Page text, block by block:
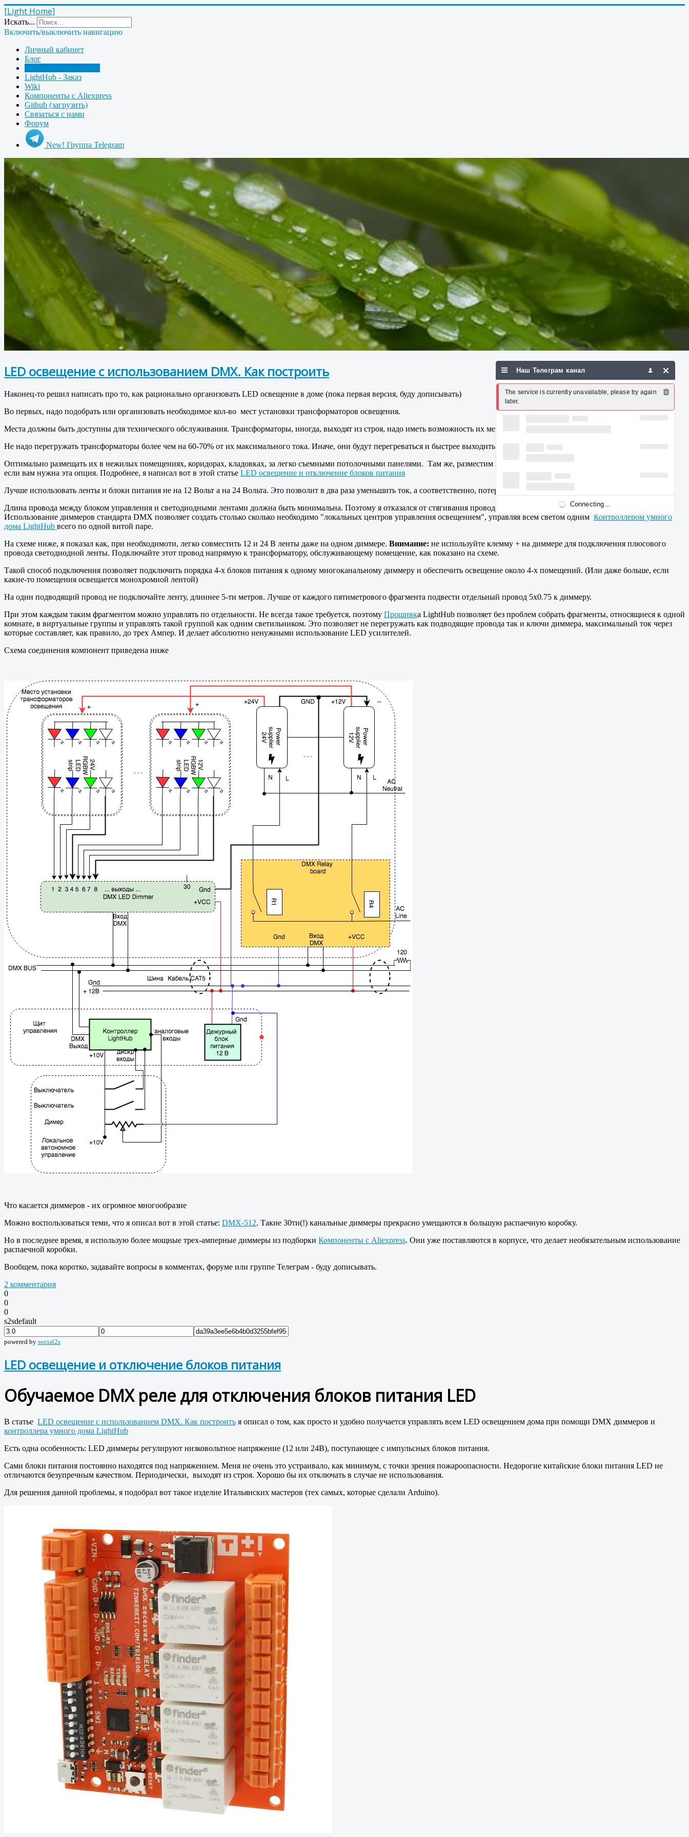
[Light Home]
Искать...
Включить/выключить навигацию
Личный кабинет
Блог
LightHub - Заказ
Wiki
Компоненты с Aliexpress
Github (загрузить)
Связаться с нами
Форум
New! Группа Telegram
LED освещение с использованием DMX. Как построить
Наконец-то решил написать про то, как рационально организовать LED освещение в доме (пока первая версия, буду дописывать)
Во первых, надо подобрать или организовать необходимое кол-во мест установки трансформаторов освещения.
Места должны быть доступны для технического обслуживания. Трансформаторы, иногда, выходят из строя, надо иметь возможность их менять.
Не надо перегружать трансформаторы более чем на 60-70% от их максимального тока. Иначе, они будут перегреваться и быстрее выходить из строя.
Оптимально размещать их в нежилых помещениях, коридорах, кладовках, за легко съемными потолочными панелями. Там же, разместим LED диммеры и реле отключения Блоков питания,
если вам нужна эта опция. Подробнее, я написал вот в этой статье LED освещение и отключение блоков питания
Лучше использовать ленты и блоки питания не на 12 Вольт а на 24 Вольта. Это позволит в два раза уменьшить ток, а соответственно, потери в подводящих проводах.
Длина провода между блоком управления и светодиодными лентами должна быть минимальна. Поэтому я отказался от стягивания проводов от лент на один централизованный щит.
Использование диммеров стандарта DMX позволяет создать столько сколько необходимо "локальных центров управления освещением", управляя всем светом однимКонтроллером умного
дома LightHub всего по одной витой паре.
На схеме ниже, я показал как, при необходимоти, легко совместить 12 и 24 В ленты даже на одном диммере. Внимание: не используйте клемму + на диммере для подключения плюсового
провода светодиодной ленты. Подключайте этот провод напрямую к трансформатору, обслуживающему помещение, как показано на схеме.
Такой способ подключения позволяет подключить порядка 4-х блоков питания к одному многоканальному диммеру и обеспечить освещение около 4-х помещений. (Или даже больше, если
какие-то помещения освещается монохромной лентой)
На один подводящий провод не подключайте ленту, длиннее 5-ти метров. Лучше от каждого пятиметрового фрагмента подвести отдельный провод 5х0.75 к диммеру.
При этом каждым таким фрагментом можно управлять по отдельности. Не всегда такое требуется, поэтому Прошивка LightHub позволяет без проблем собрать фрагменты, относящиеся к одной
комнате, в виртуальные группы и управлять такой группой как одним светильником. Это позволяет не перегружать как подводящие провода так и ключи диммера, максимальный ток через
которые составляет, как правило, до трех Ампер. И делает абсолютно ненужными использование LED усилителей.
Схема соединения компонент приведена ниже
Что касается диммеров - их огромное многообразие
Можно воспользоваться теми, что я описал вот в этой статье: DMX-512. Такие 30ти(!) канальные диммеры прекрасно умещаются в большую распаечную коробку.
Но в последнее время, я использую более мощные трех-амперные диммеры из подборки Компоненты с Aliexpress. Они уже поставляются в корпусе, что делает необязательным использование
распаечной коробки.
Вообщем, пока коротко, задавайте вопросы в комментах, форуме или группе Телеграм - буду дописывать.
2 комментария
0
0
0
s2sdefault
powered by social2s
LED освещение и отключение блоков питания
Обучаемое DMX реле для отключения блоков питания LED
В статье LED освещение с использованием DMX. Как построить я описал о том, как просто и удобно получается управлять всем LED освещением дома при помощи DMX диммеров и
контроллера умного дома LightHub
Есть одна особенность: LED диммеры регулируют низковольтное напряжение (12 или 24В), поступающее с импульсных блоков питания.
Сами блоки питания постоянно находятся под напряжением. Меня не очень это устраивало, как минимум, с точки зрения пожароопасности. Недорогие китайские блоки питания LED не
отличаются безупречным качеством. Периодически, выходят из строя. Хорошо бы их отключать в случае не использования.
Для решения данной проблемы, я подобрал вот такое изделие Итальянских мастеров (тех самых, которые сделали Arduino).
Наш Телеграм канал
The service is currently unavailable, please try again
later.
Connecting...